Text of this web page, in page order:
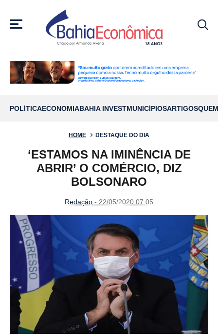
MENU
POLÍTICAECONOMIABAHIA INVESTMUNICÍPIOSARTIGOS
HOME DESTAQUE DO DIA
‘ESTAMOS NA IMINÊNCIA DE
ABRIR’ O COMÉRCIO, DIZ
BOLSONARO
Redação - 22/05/2020 07:05